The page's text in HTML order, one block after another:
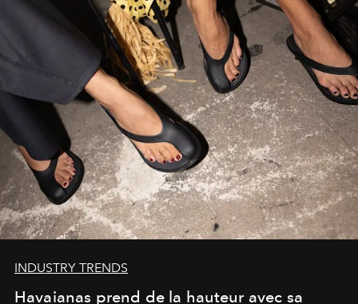
INDUSTRY TRENDS
Havaianas prend de la hauteur avec sa